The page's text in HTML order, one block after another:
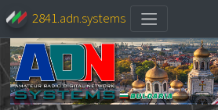
2841.adn.systems